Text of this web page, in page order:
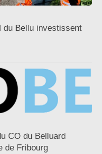
du Bellu investissent
CO du Belluard
de Fribourg